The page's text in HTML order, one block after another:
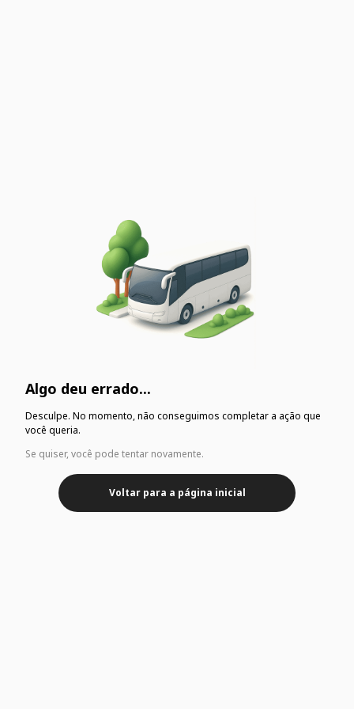
Algo deu errado...
Desculpe. No momento, não conseguimos completar a ação que
você queria.
Se quiser, você pode tentar novamente.
Voltar para a página inicial